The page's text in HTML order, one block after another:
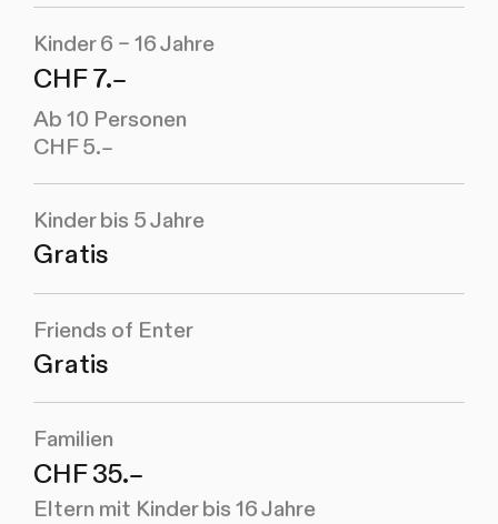
Kinder 6 – 16 Jahre
CHF 7.–
Ab 10 Personen
CHF 5.–
Kinder bis 5 Jahre
Gratis
Friends of Enter
Gratis
Familien
CHF 35.–
Eltern mit Kinder bis 16 Jahre